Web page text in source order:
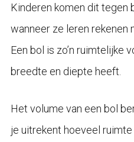
Kinderen komen dit tegen
wanneer ze leren rekenen
Een bol is zo’n ruimtelijke
breedte en diepte heeft.
Het volume van een bol
je uitrekent hoeveel